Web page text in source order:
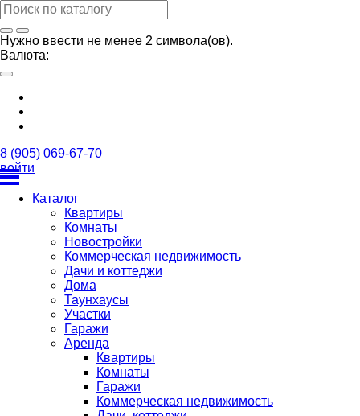
Нужно ввести не менее 2 символа(ов).
Валюта:
8 (905) 069-67-70
войти
Каталог
Квартиры
Комнаты
Новостройки
Коммерческая недвижимость
Дачи и коттеджи
Дома
Таунхаусы
Участки
Гаражи
Аренда
Квартиры
Комнаты
Гаражи
Коммерческая недвижимость